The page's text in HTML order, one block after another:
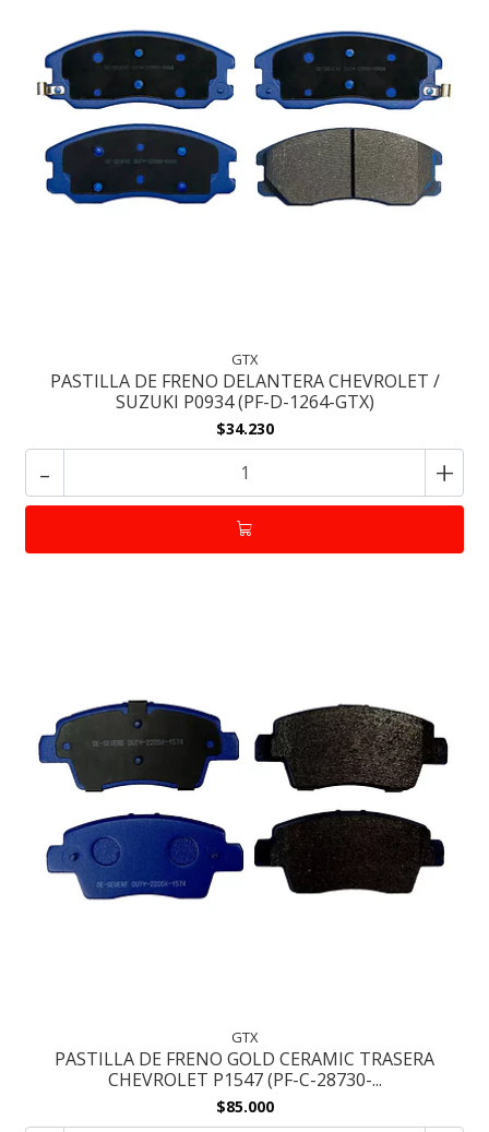
GTX
PASTILLA DE FRENO DELANTERA CHEVROLET /
SUZUKI P0934 (PF-D-1264-GTX)
$34.230
- +
GTX
PASTILLA DE FRENO GOLD CERAMIC TRASERA
CHEVROLET P1547 (PF-C-28730-...
$85.000